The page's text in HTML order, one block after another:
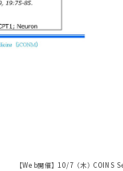
【Web開催】10/7（木）COINS